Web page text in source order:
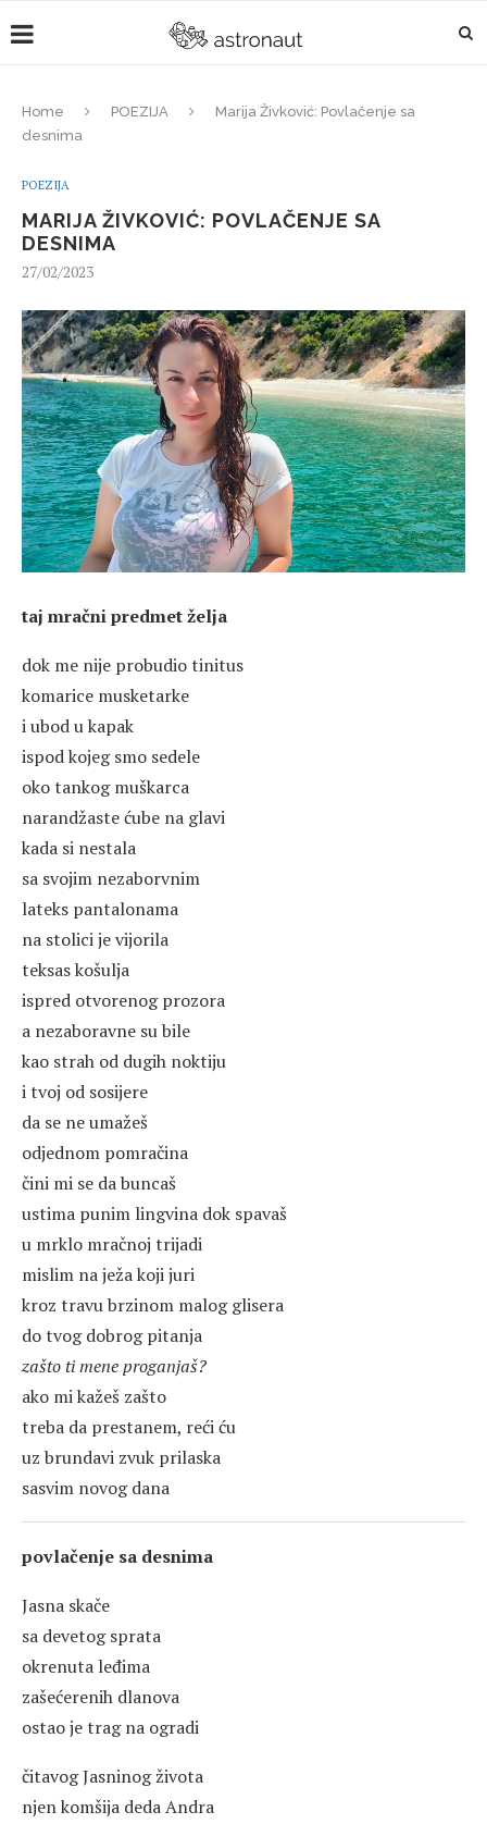
Home POEZIJA
Marija Živković: Povlačenje sa
desnima
POEZIJA
MARIJA ŽIVKOVIĆ: POVLAČENJE SA
DESNIMA
27/02/2023
taj mračni predmet želja
dok me nije probudio tinitus
komarice musketarke
i ubod u kapak
ispod kojeg smo sedele
oko tankog muškarca
narandžaste ćube na glavi
kada si nestala
sa svojim nezaborvnim
lateks pantalonama
na stolici je vijorila
teksas košulja
ispred otvorenog prozora
a nezaboravne su bile
kao strah od dugih noktiju
i tvoj od sosijere
da se ne umažeš
odjednom pomračina
čini mi se da buncaš
ustima punim lingvina dok spavaš
u mrklo mračnoj trijadi
mislim na ježa koji juri
kroz travu brzinom malog glisera
do tvog dobrog pitanja
zašto ti mene proganjaš?
ako mi kažeš zašto
treba da prestanem, reći ću
uz brundavi zvuk prilaska
sasvim novog dana
povlačenje sa desnima
Jasna skače
sa devetog sprata
okrenuta leđima
zašećerenih dlanova
ostao je trag na ogradi
čitavog Jasninog života
njen komšija deda Andra